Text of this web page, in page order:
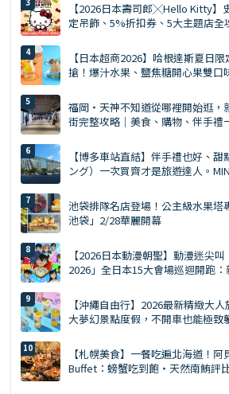
【2026日本壽司郎╳Hello Kitty】
定吊飾、5%折扣券、5大主題店全
【日本超商2026】哈根達斯夏日
搶！爆汁水果、鹽焦糖開心果雙口
福岡・天神不知道從哪裡開始逛，
街完整攻略｜美食、購物、伴手禮
【博多車站直結】伴手禮也好、甜
ング）一次買齊才是旅遊達人。
池袋排隊名店登場！公主級水果
池袋」2/28華麗開幕
【2026日本動漫朝聖】動漫迷尖
2026」全日本15大會場巡迴開跑
【沖繩自由行】2026最新精緻大
大夢幻景點度假，不開車也能極致
【札幌美食】一餐吃遍北海道！
Buffet：螃蟹吃到飽・天然南鮪評